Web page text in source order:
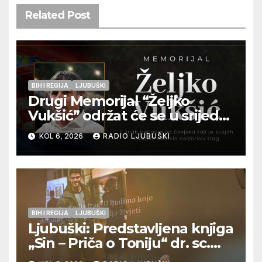
Related Post
BIH I REGIJA LJUBUŠKI
Drugi Memorijal “Željko
Vukšić” održat će se u srijedu
12. kolovoza u Otoku
KOL 6, 2026 RADIO LJUBUŠKI
BIH I REGIJA LJUBUŠKI
Ljubuški: Predstavljena knjiga
„Sin – Priča o Toniju“ dr. sc.
Zdenka Hercega